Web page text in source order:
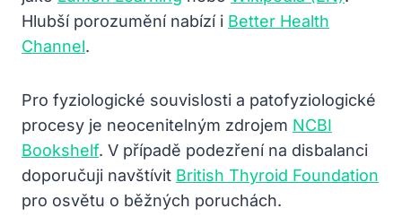
Hlubší porozumění nabízí i Better Health
Channel.
Pro fyziologické souvislosti a patofyziologické
procesy je neocenitelným zdrojem NCBI
Bookshelf. V případě podezření na disbalanci
doporučuji navštívit British Thyroid Foundation
pro osvětu o běžných poruchách.